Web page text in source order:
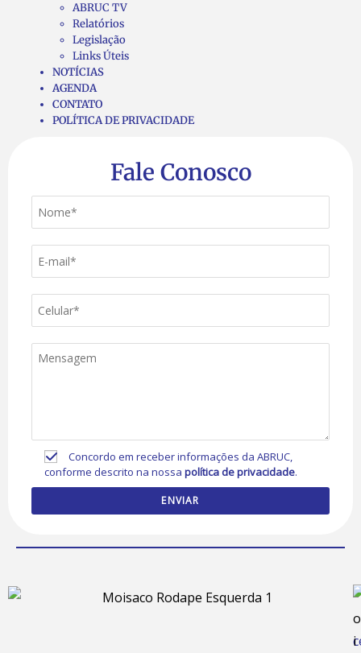
ABRUC TV
Relatórios
Legislação
Links Úteis
NOTÍCIAS
AGENDA
CONTATO
POLÍTICA DE PRIVACIDADE
Fale Conosco
Concordo em receber informações da ABRUC,
conforme descrito na nossapolítica de privacidade.